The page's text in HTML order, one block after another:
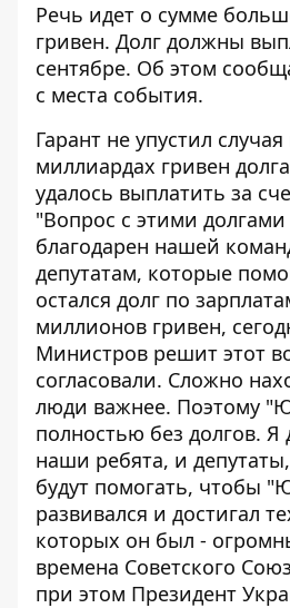
Речь идет о сумме
гривен. Долг должны
сентябре. Об этом
с места события.
Гарант не упустил
миллиардах гривен
удалось выплатить за
"Вопрос с этими
благодарен нашей
депутатам, которые
остался долг по
миллионов гривен,
Министров решит этот
согласовали. Сложно
люди важнее. Поэтому
полностью без долгов. Я
наши ребята, и
будут помогать, чтобы
развивался и достигал
которых он был -
времена Советского
при этом Президент